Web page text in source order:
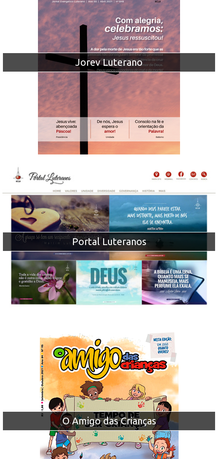
Jorev Luterano
Portal Luteranos
O Amigo das Crianças